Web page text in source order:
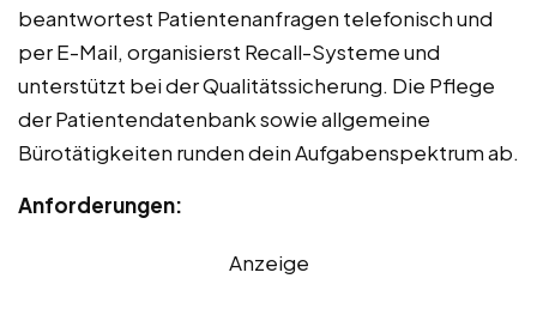
beantwortest Patientenanfragen telefonisch und
per E-Mail, organisierst Recall-Systeme und
unterstützt bei der Qualitätssicherung. Die Pflege
der Patientendatenbank sowie allgemeine
Bürotätigkeiten runden dein Aufgabenspektrum ab.
Anforderungen:
Anzeige